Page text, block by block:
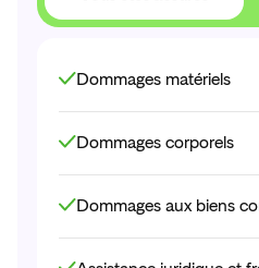
Dommages matériels
Dommages corporels
Dommages aux biens